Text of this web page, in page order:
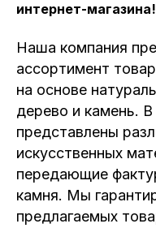
интернет-магазина!
Наша компания
ассортимент
на основе
дерево и камень.
представлены
искусственных
передающие
камня. Мы
предлагаемых